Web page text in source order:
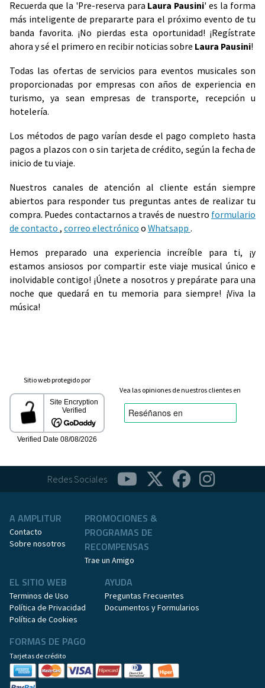
Recuerda que la 'Pre-reserva para Laura Pausini' es la forma
más inteligente de prepararte para el próximo evento de tu
banda favorita. ¡No pierdas esta oportunidad! ¡Regístrate
ahora y sé el primero en recibir noticias sobre Laura Pausini!
Todas las ofertas de servicios para eventos musicales son
proporcionadas por empresas con años de experiencia en
turismo, ya sean empresas de transporte, recepción u
hotelería.
Los métodos de pago varían desde el pago completo hasta
pagos a plazos con o sin tarjeta de crédito, según la fecha de
inicio de tu viaje.
Nuestros canales de atención al cliente están siempre
abiertos para responder tus preguntas antes de realizar tu
compra. Puedes contactarnos a través de nuestro formulario
de contacto , correo electrónico o Whatsapp .
Hemos preparado una experiencia increíble para ti, ¡y
estamos ansiosos por compartir este viaje musical único e
inolvidable contigo! ¡Únete a nosotros y prepárate para una
noche que quedará en tu memoria para siempre! ¡Viva la
música!
Sitio web protegido por
Vea las opiniones de nuestros clientes en
Redes Sociales
A AMPLITUR
Contacto
Sobre nosotros
PROMOCIONES &
PROGRAMAS DE
RECOMPENSAS
Trae un Amigo
EL SITIO WEB
Terminos de Uso
Política de Privacidad
Política de Cookies
AYUDA
Preguntas Frecuentes
Documentos y Formularios
FORMAS DE PAGO
Tarjetas de crédito